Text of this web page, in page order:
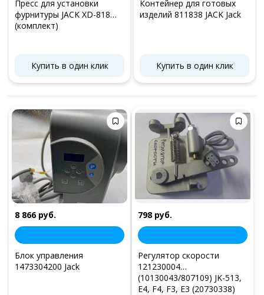
Пресс для установки
фурнитуры JACK XD-818
(комплект)
Купить в один клик
Контейнер для готовых
изделий 811838 JACK Jack
Купить в один клик
8 866 руб.
Блок управления
1473304200 Jack
798 руб.
Регулятор скорости
121230004
(10130043/807109) JK-513,
E4, F4, F3, E3 (20730338)